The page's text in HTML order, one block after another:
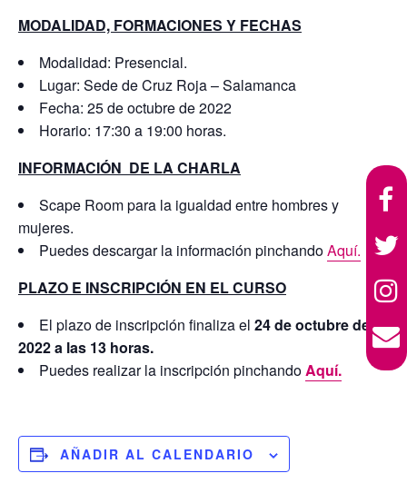
MODALIDAD, FORMACIONES Y FECHAS
Modalidad: Presencial.
Lugar: Sede de Cruz Roja – Salamanca
Fecha: 25 de octubre de 2022
Horario: 17:30 a 19:00 horas.
INFORMACIÓN DE LA CHARLA
Scape Room para la igualdad entre hombres y
mujeres.
Puedes descargar la información pinchandoAquí.
PLAZO E INSCRIPCIÓN EN EL CURSO
El plazo de inscripción finaliza el 24 de octubre de
2022 a las 13 horas.
Puedes realizar la inscripción pinchandoAquí.
AÑADIR AL CALENDARIO